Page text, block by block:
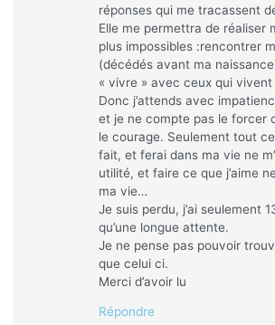
réponses qui me tracassent
Elle me permettra de réaliser
plus impossibles :rencontrer
(décédés avant ma
« vivre » avec ceux qui
Donc j’attends avec
et je ne compte pas le forcer
le courage. Seulement tout
fait, et ferai dans ma vie ne
utilité, et faire ce que j’aime
ma vie…
Je suis perdu, j’ai seulement
qu’une longue attente.
Je ne pense pas pouvoir
que celui ci.
Merci d’avoir lu
Répondre